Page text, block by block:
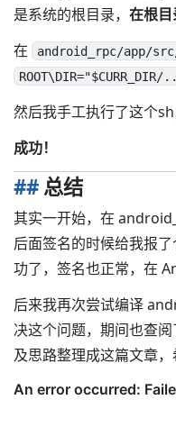
是系统的根目录， 在根
在
android_rpc/app/
然后我手工执行了这个
成功！
##总结
其实一开始，在
后面签名的时候给我报
功了，签名也正常，在
后来我再次尝试编译
决这个问题，期间也查
及思路整理成这篇文章